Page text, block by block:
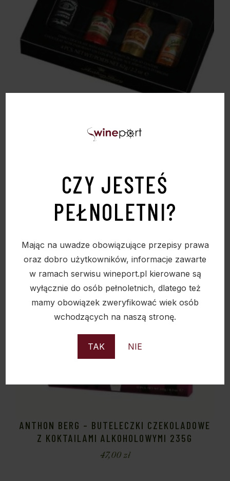
CZY JESTEŚ
PEŁNOLETNI?
Mając na uwadze obowiązujące przepisy prawa
oraz dobro użytkowników, informacje zawarte
w ramach serwisu wineport.pl kierowane są
wyłącznie do osób pełnoletnich, dlatego też
mamy obowiązek zweryfikować wiek osób
wchodzących na naszą stronę.
TAK NIE
ANTHON BERG – BUTELECZKI CZEKOLADOWE
Z LIKIERAMI 62G
ANTHON BERG – BUTELECZKI CZEKOLADOWE
Z KOKTAILAMI ALKOHOLOWYMI 235G
47,00zł